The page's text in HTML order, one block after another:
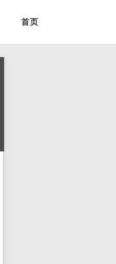
首页